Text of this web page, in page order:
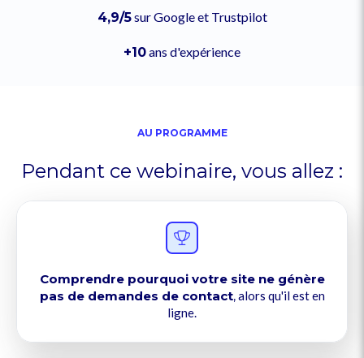
4,9/5sur Google et Trustpilot
+10ans d'expérience
AU PROGRAMME
Pendant ce webinaire, vous allez :
Comprendre pourquoi votre site ne génère
pas de demandes de contact,alors qu'il est en
ligne.